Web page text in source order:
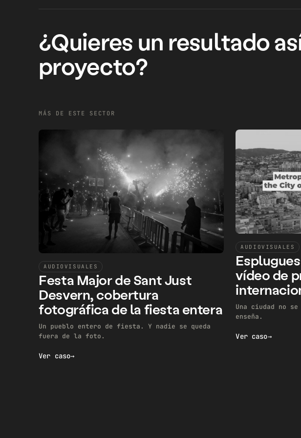
¿Quieres un resultado
proyecto?
MÁS DE ESTE SECTOR
AUDIOVISUALES
Festa Major de Sant Just
Desvern, cobertura
fotográfica de la fiesta entera
Un pueblo entero de fiesta. Y nadie se queda
fuera de la foto.
Ver caso→
AUDIOVISUALES
vídeo de
Una ciudad no
enseña.
Ver caso→